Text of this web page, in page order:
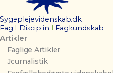
Sygeplejevidenskab.dk
Fag
Disciplin Fagkundskab
Artikler
Faglige Artikler
Journalistik